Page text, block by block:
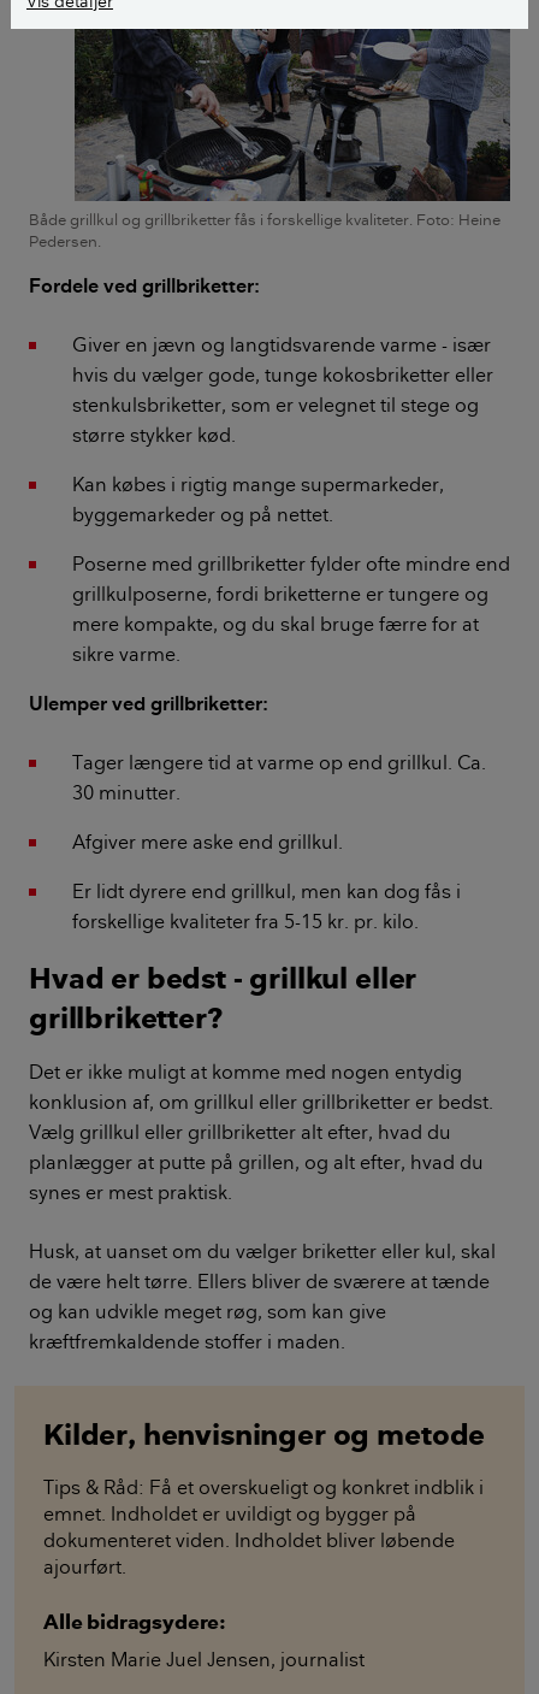
Både grillkul og grillbriketter fås i forskellige kvaliteter. Foto: Heine
Pedersen.
Fordele ved grillbriketter:
Giver en jævn og langtidsvarende varme - især
hvis du vælger gode, tunge kokosbriketter eller
stenkulsbriketter, som er velegnet til stege og
større stykker kød.
Kan købes i rigtig mange supermarkeder,
byggemarkeder og på nettet.
Poserne med grillbriketter fylder ofte mindre end
grillkulposerne, fordi briketterne er tungere og
mere kompakte, og du skal bruge færre for at
sikre varme.
Ulemper ved grillbriketter:
Tager længere tid at varme op end grillkul. Ca.
30 minutter.
Afgiver mere aske end grillkul.
Er lidt dyrere end grillkul, men kan dog fås i
forskellige kvaliteter fra 5-15 kr. pr. kilo.
Hvad er bedst - grillkul eller
grillbriketter?
Det er ikke muligt at komme med nogen entydig
konklusion af, om grillkul eller grillbriketter er bedst.
Vælg grillkul eller grillbriketter alt efter, hvad du
planlægger at putte på grillen, og alt efter, hvad du
synes er mest praktisk.
Husk, at uanset om du vælger briketter eller kul, skal
de være helt tørre. Ellers bliver de sværere at tænde
og kan udvikle meget røg, som kan give
kræftfremkaldende stoffer i maden.
Kilder, henvisninger og metode
Tips & Råd: Få et overskueligt og konkret indblik i
emnet. Indholdet er uvildigt og bygger på
dokumenteret viden. Indholdet bliver løbende
ajourført.
Alle bidragsydere:
Kirsten Marie Juel Jensen, journalist